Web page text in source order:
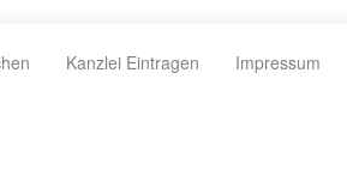
Kanzlei Eintragen Impressum